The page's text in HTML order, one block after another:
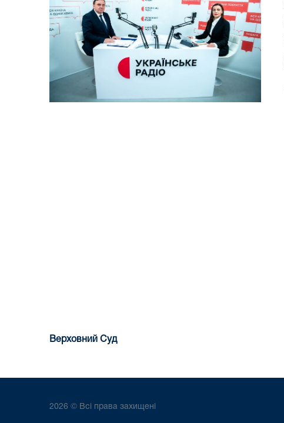
Верховний Суд
2026 © Всі права захищені